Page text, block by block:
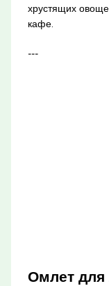
хрустящих
кафе.
---
Омлет